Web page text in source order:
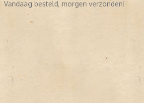
Vandaag besteld, morgen verzonden!